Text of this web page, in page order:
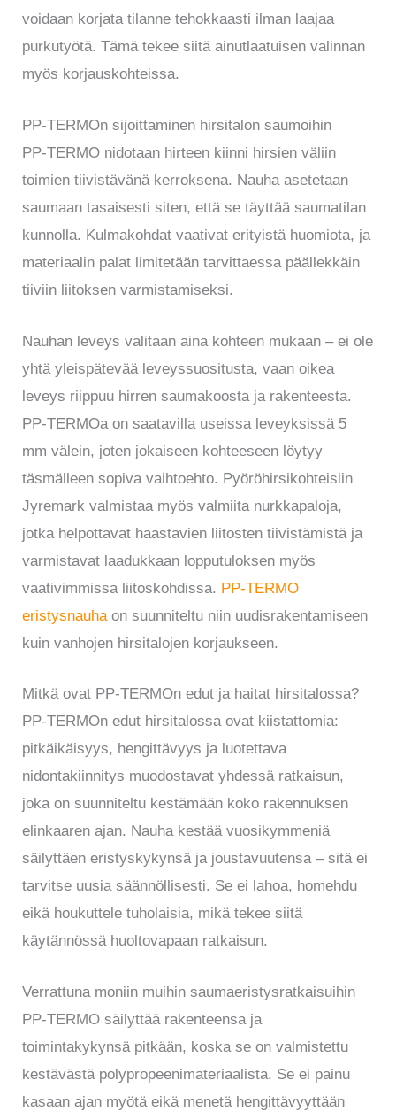
voidaan korjata tilanne tehokkaasti ilman laajaa
purkutyötä. Tämä tekee siitä ainutlaatuisen valinnan
myös korjauskohteissa.
PP-TERMOn sijoittaminen hirsitalon saumoihin
PP-TERMO nidotaan hirteen kiinni hirsien väliin
toimien tiivistävänä kerroksena. Nauha asetetaan
saumaan tasaisesti siten, että se täyttää saumatilan
kunnolla. Kulmakohdat vaativat erityistä huomiota, ja
materiaalin palat limitetään tarvittaessa päällekkäin
tiiviin liitoksen varmistamiseksi.
Nauhan leveys valitaan aina kohteen mukaan – ei ole
yhtä yleispätevää leveyssuositusta, vaan oikea
leveys riippuu hirren saumakoosta ja rakenteesta.
PP-TERMOa on saatavilla useissa leveyksissä 5
mm välein, joten jokaiseen kohteeseen löytyy
täsmälleen sopiva vaihtoehto. Pyöröhirsikohteisiin
Jyremark valmistaa myös valmiita nurkkapaloja,
jotka helpottavat haastavien liitosten tiivistämistä ja
varmistavat laadukkaan lopputuloksen myös
vaativimmissa liitoskohdissa. PP-TERMO
eristysnauha on suunniteltu niin uudisrakentamiseen
kuin vanhojen hirsitalojen korjaukseen.
Mitkä ovat PP-TERMOn edut ja haitat hirsitalossa?
PP-TERMOn edut hirsitalossa ovat kiistattomia:
pitkäikäisyys, hengittävyys ja luotettava
nidontakiinnitys muodostavat yhdessä ratkaisun,
joka on suunniteltu kestämään koko rakennuksen
elinkaaren ajan. Nauha kestää vuosikymmeniä
säilyttäen eristyskykynsä ja joustavuutensa – sitä ei
tarvitse uusia säännöllisesti. Se ei lahoa, homehdu
eikä houkuttele tuholaisia, mikä tekee siitä
käytännössä huoltovapaan ratkaisun.
Verrattuna moniin muihin saumaeristysratkaisuihin
PP-TERMO säilyttää rakenteensa ja
toimintakykynsä pitkään, koska se on valmistettu
kestävästä polypropeenimateriaalista. Se ei painu
kasaan ajan myötä eikä menetä hengittävyyttään